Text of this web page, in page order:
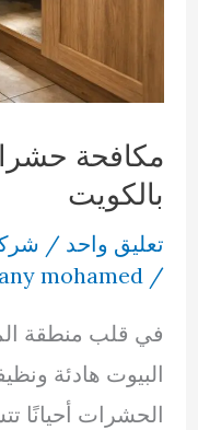
مكافحة
بالكويت
تعليق واحد /
/
mohamed
في قلب منطقة
البيوت هادئة
الحشرات أحيانًا